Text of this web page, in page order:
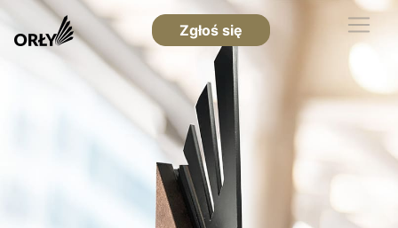
Zgłoś się